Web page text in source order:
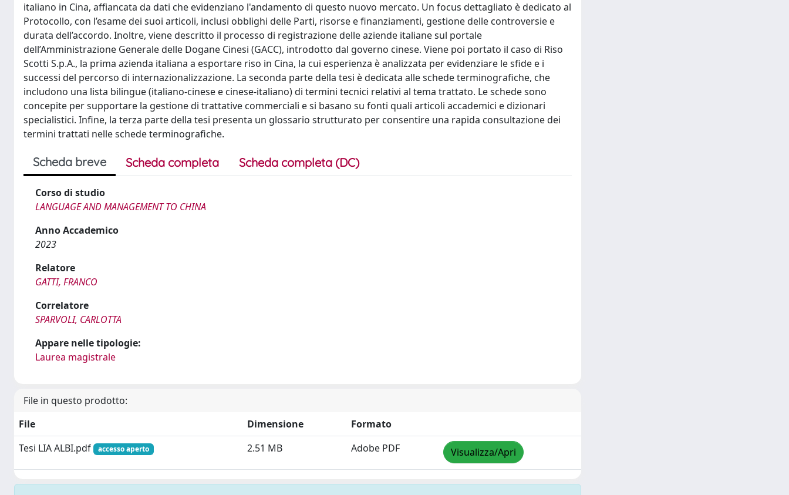
italiano in Cina, affiancata da dati che evidenziano l'andamento di questo nuovo mercato. Un focus dettagliato è dedicato al
Protocollo, con l’esame dei suoi articoli, inclusi obblighi delle Parti, risorse e finanziamenti, gestione delle controversie e
durata dell’accordo. Inoltre, viene descritto il processo di registrazione delle aziende italiane sul portale
dell’Amministrazione Generale delle Dogane Cinesi (GACC), introdotto dal governo cinese. Viene poi portato il caso di Riso
Scotti S.p.A., la prima azienda italiana a esportare riso in Cina, la cui esperienza è analizzata per evidenziare le sfide e i
successi del percorso di internazionalizzazione. La seconda parte della tesi è dedicata alle schede terminografiche, che
includono una lista bilingue (italiano-cinese e cinese-italiano) di termini tecnici relativi al tema trattato. Le schede sono
concepite per supportare la gestione di trattative commerciali e si basano su fonti quali articoli accademici e dizionari
specialistici. Infine, la terza parte della tesi presenta un glossario strutturato per consentire una rapida consultazione dei
termini trattati nelle schede terminografiche.
Scheda breve Scheda completa Scheda completa (DC)
Corso di studio
LANGUAGE AND MANAGEMENT TO CHINA
Anno Accademico
2023
Relatore
GATTI, FRANCO
Correlatore
SPARVOLI, CARLOTTA
Appare nelle tipologie:
Laurea magistrale
File in questo prodotto:
File
Dimensione
Formato
Tesi LIA ALBI.pdf
accesso aperto 2.51 MB Adobe PDF Visualizza/Apri